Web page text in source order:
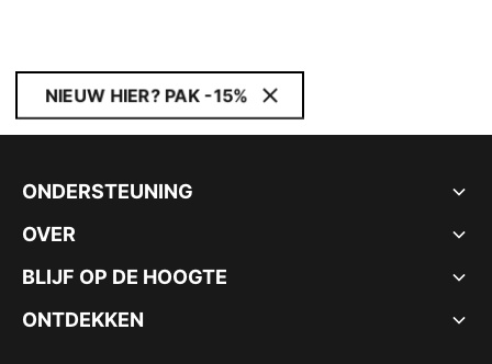
NIEUW HIER? PAK -15%
ONDERSTEUNING
OVER
BLIJF OP DE HOOGTE
ONTDEKKEN